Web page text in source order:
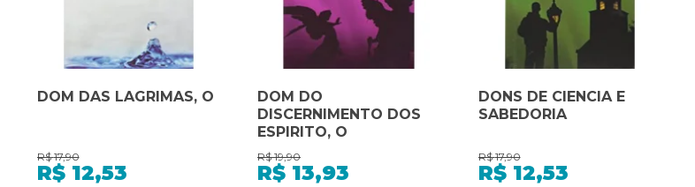
DOM DAS LAGRIMAS, O
R$ 17,90
R$ 12,53
DOM DO
DISCERNIMENTO DOS
ESPIRITO, O
R$ 19,90
R$ 13,93
DONS DE CIENCIA E
SABEDORIA
R$ 17,90
R$ 12,53